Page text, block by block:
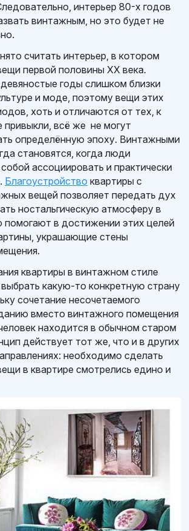
интерьер 80-х годов
винтажным, но это будет не
считать интерьер, в котором
первой половины XX века.
годы слишком близки
и моде, поэтому вещи этих
хоть и отличаются от тех, к
привыкли, всё же не могут
определённую эпоху. Винтажными
становятся, когда люди
ассоциировать и практически
Благоустройство квартиры с
вещей позволяет передать дух
ностальгическую атмосферу в
в достижении этих целей
украшающие стены
квартиры в винтажном стиле
какую-то конкретную страну
сочетание несочетаемого
вместо винтажного помещения
находится в обычном старом
действует тот же, что и в других
необходимо сделать
в квартире смотрелись едино и